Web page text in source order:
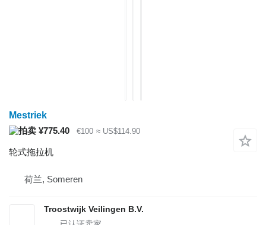
Mestriek
¥775.40
€100 ≈ US$114.90
轮式拖拉机
荷兰, Someren
Troostwijk Veilingen B.V.